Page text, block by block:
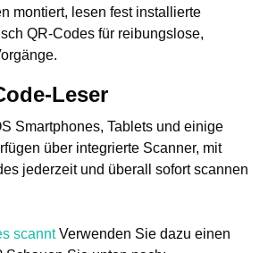
montiert, lesen fest installierte
QR-Codes für reibungslose,
Leser
Smartphones, Tablets und einige
über integrierte Scanner, mit
jederzeit und überall sofort scannen
scanntVerwenden Sie dazu einen